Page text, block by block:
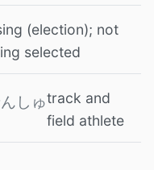
(election); not
selected
しゅtrack and
field athlete